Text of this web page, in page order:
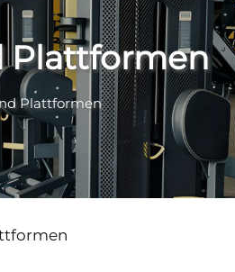
Plattformen
Plattformen